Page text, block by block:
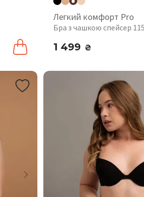
Легкий комфорт Pro
Бра з чашкою спейсер
1 499 ₴